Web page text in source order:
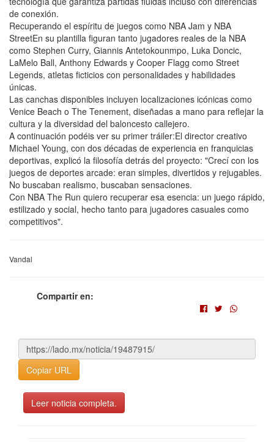
de conexión.
Recuperando el espíritu de juegos como NBA Jam y NBA
StreetEn su plantilla figuran tanto jugadores reales de la NBA
como Stephen Curry, Giannis Antetokounmpo, Luka Doncic,
LaMelo Ball, Anthony Edwards y Cooper Flagg como Street
Legends, atletas ficticios con personalidades y habilidades
únicas.
Las canchas disponibles incluyen localizaciones icónicas como
Venice Beach o The Tenement, diseñadas a mano para reflejar la
cultura y la diversidad del baloncesto callejero.
A continuación podéis ver su primer tráiler:El director creativo
Michael Young, con dos décadas de experiencia en franquicias
deportivas, explicó la filosofía detrás del proyecto: "Crecí con los
juegos de deportes arcade: eran simples, divertidos y rejugables.
No buscaban realismo, buscaban sensaciones.
Con NBA The Run quiero recuperar esa esencia: un juego rápido,
estilizado y social, hecho tanto para jugadores casuales como
competitivos".
Vandal
Compartir en:
Copiar URL
Leer noticia completa.